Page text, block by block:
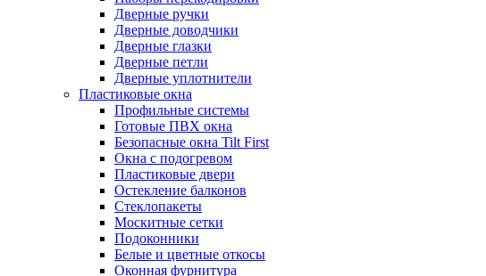
Дверные ручки
Дверные доводчики
Дверные глазки
Дверные петли
Дверные уплотнители
Пластиковые окна
Профильные системы
Готовые ПВХ окна
Безопасные окна Tilt First
Окна с подогревом
Пластиковые двери
Остекление балконов
Стеклопакеты
Москитные сетки
Подоконники
Белые и цветные откосы
Оконная фурнитура